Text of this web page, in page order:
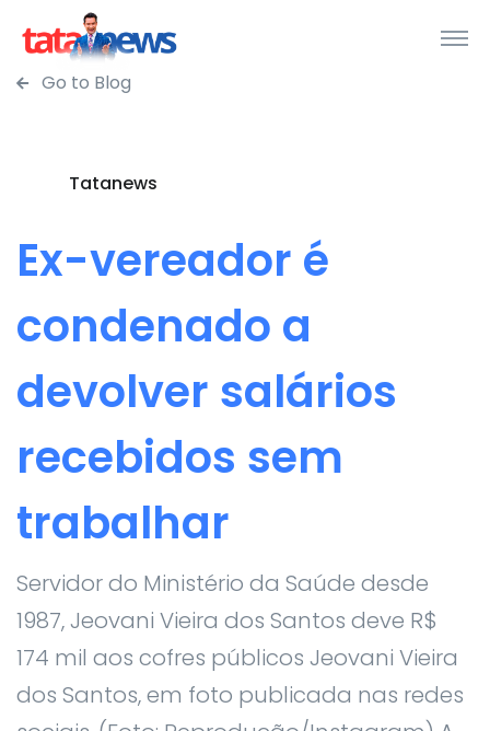
Go to Blog
Tatanews
Ex-vereador é
condenado a
devolver salários
recebidos sem
trabalhar
Servidor do Ministério da Saúde desde
1987, Jeovani Vieira dos Santos deve R$
174 mil aos cofres públicos Jeovani Vieira
dos Santos, em foto publicada nas redes